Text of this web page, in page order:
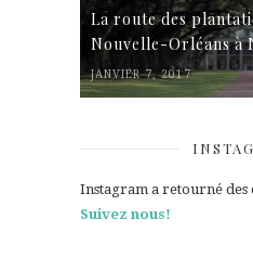
La route des
Nouvelle-Orléans à
JANVIER 7, 2017
Instagram a retourné des
Suivez nous!